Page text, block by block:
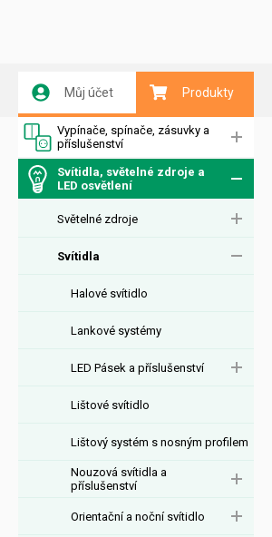
Můj účet Produkty
Vypínače, spínače, zásuvky a
příslušenství
Svítidla, světelné zdroje a
LED osvětlení
Světelné zdroje
Svítidla
Halové svítidlo
Lankové systémy
LED Pásek a příslušenství
Lištové svítidlo
Lištový systém s nosným profilem
Nouzová svítidla a
příslušenství
Orientační a noční svítidlo